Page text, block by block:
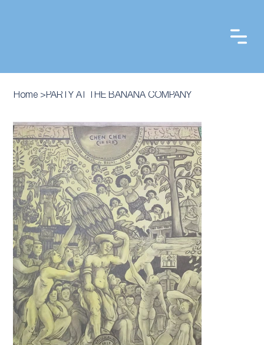
Home > PARTY AT THE BANANA COMPANY